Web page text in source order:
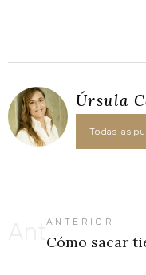
Úrsula
Todas las
ANTERIOR